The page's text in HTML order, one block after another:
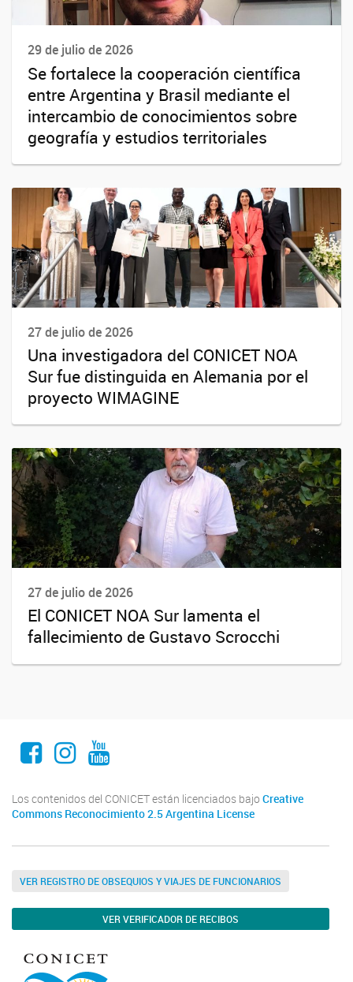
29 de julio de 2026
Se fortalece la cooperación científica
entre Argentina y Brasil mediante el
intercambio de conocimientos sobre
geografía y estudios territoriales
27 de julio de 2026
Una investigadora del CONICET NOA
Sur fue distinguida en Alemania por el
proyecto WIMAGINE
27 de julio de 2026
El CONICET NOA Sur lamenta el
fallecimiento de Gustavo Scrocchi
Facebook
Instagram
Youtube
Los contenidos del CONICET están licenciados bajo Creative
Commons Reconocimiento 2.5 Argentina License
VER REGISTRO DE OBSEQUIOS Y VIAJES DE FUNCIONARIOS
VER VERIFICADOR DE RECIBOS